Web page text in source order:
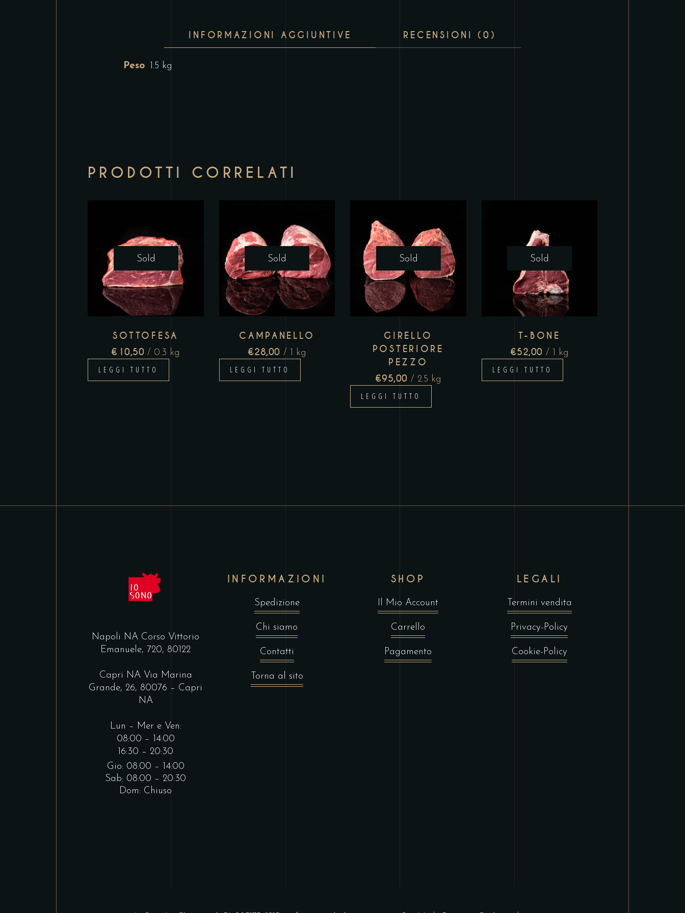
INFORMAZIONI AGGIUNTIVE RECENSIONI (0)
Peso 1.5 kg
PRODOTTI CORRELATI
Sold
SOTTOFESA
€ 10,50 / 0.3 kg
LEGGI TUTTO
Sold
CAMPANELLO
€28,00 / 1 kg
LEGGI TUTTO
Sold
GIRELLO
POSTERIORE
PEZZO
€95,00 / 2.5 kg
LEGGI TUTTO
Sold
T-BONE
€52,00 / 1 kg
LEGGI TUTTO
Napoli NA Corso Vittorio
Emanuele, 720, 80122
Capri NA Via Marina
Grande, 26, 80076 – Capri
NA
Lun – Mer e Ven:
08:00 – 14:00
16:30 – 20:30
Gio: 08:00 – 14:00
Sab: 08:00 – 20:30
Dom: Chiuso
INFORMAZIONI
Spedizione
Chi siamo
Contatti
Torna al sito
SHOP
Il Mio Account
Carrello
Pagamento
LEGALI
Termini vendita
Privacy-Policy
Cookie-Policy